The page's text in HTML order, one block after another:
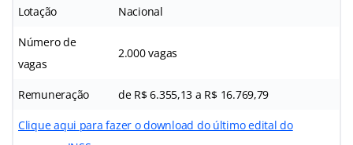
Lotação Nacional
Número de
vagas
2.000 vagas
Remuneração de R$ 6.355,13 a R$ 16.769,79
Clique aqui para fazer o download do último edital do